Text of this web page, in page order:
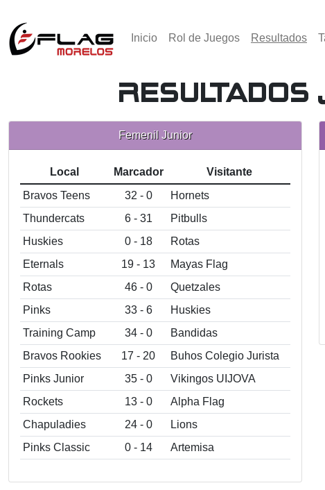
Inicio Rol de Juegos Resultados
Resultados
Femenil Junior
Local Marcador
Visitante
Bravos Teens
32 - 0
Hornets
Thundercats
6 - 31
Pitbulls
Huskies
0 - 18
Rotas
Eternals
19 - 13
Mayas Flag
Rotas
46 - 0
Quetzales
Pinks
33 - 6
Huskies
Training Camp
34 - 0
Bandidas
Bravos Rookies
17 - 20
Buhos Colegio Jurista
Pinks Junior
35 - 0
Vikingos UIJOVA
Rockets
13 - 0
Alpha Flag
Chapuladies
24 - 0
Lions
Pinks Classic
0 - 14 Artemisa